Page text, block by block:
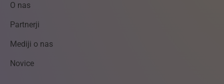
O nas
Partnerji
Mediji o nas
Novice